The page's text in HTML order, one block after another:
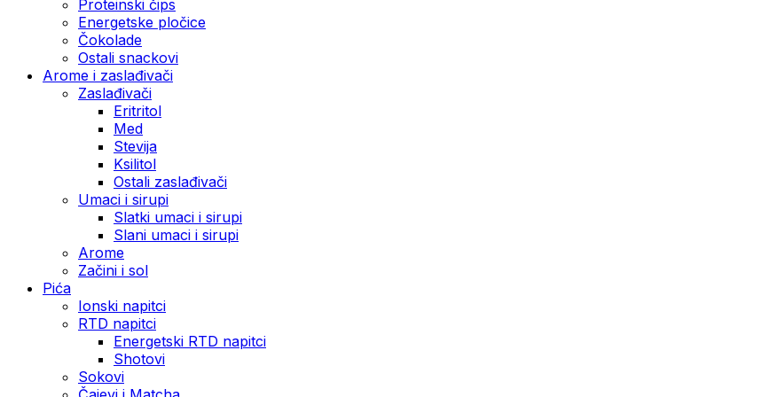
Proteinski čips
Energetske pločice
Čokolade
Ostali snackovi
Arome i zaslađivači
Zaslađivači
Eritritol
Med
Stevija
Ksilitol
Ostali zaslađivači
Umaci i sirupi
Slatki umaci i sirupi
Slani umaci i sirupi
Arome
Začini i sol
Pića
Ionski napitci
RTD napitci
Energetski RTD napitci
Shotovi
Sokovi